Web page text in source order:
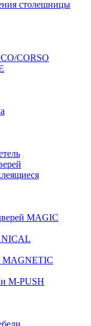
столешницы
CORSO
MAGIC
MAGNETIC
M-PUSH